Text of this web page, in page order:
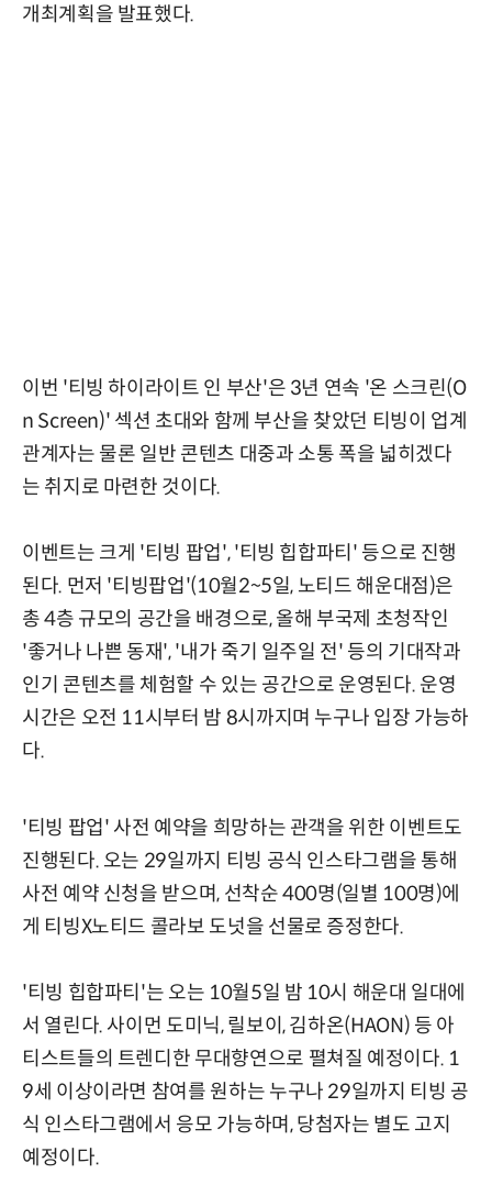
개최계획을 발표했다.
이번 '티빙 하이라이트 인 부산'은 3년 연속 '온 스크린(O
n Screen)' 섹션 초대와 함께 부산을 찾았던 티빙이 업계
관계자는 물론 일반 콘텐츠 대중과 소통 폭을 넓히겠다
는 취지로 마련한 것이다.
이벤트는 크게 '티빙 팝업', '티빙 힙합파티' 등으로 진행
된다. 먼저 '티빙팝업'(10월2~5일, 노티드 해운대점)은
총 4층 규모의 공간을 배경으로, 올해 부국제 초청작인
'좋거나 나쁜 동재', '내가 죽기 일주일 전' 등의 기대작과
인기 콘텐츠를 체험할 수 있는 공간으로 운영된다. 운영
시간은 오전 11시부터 밤 8시까지며 누구나 입장 가능하
다.
'티빙 팝업' 사전 예약을 희망하는 관객을 위한 이벤트도
진행된다. 오는 29일까지 티빙 공식 인스타그램을 통해
사전 예약 신청을 받으며, 선착순 400명(일별 100명)에
게 티빙X노티드 콜라보 도넛을 선물로 증정한다.
'티빙 힙합파티'는 오는 10월5일 밤 10시 해운대 일대에
서 열린다. 사이먼 도미닉, 릴보이, 김하온(HAON) 등 아
티스트들의 트렌디한 무대향연으로 펼쳐질 예정이다. 1
9세 이상이라면 참여를 원하는 누구나 29일까지 티빙 공
식 인스타그램에서 응모 가능하며, 당첨자는 별도 고지
예정이다.